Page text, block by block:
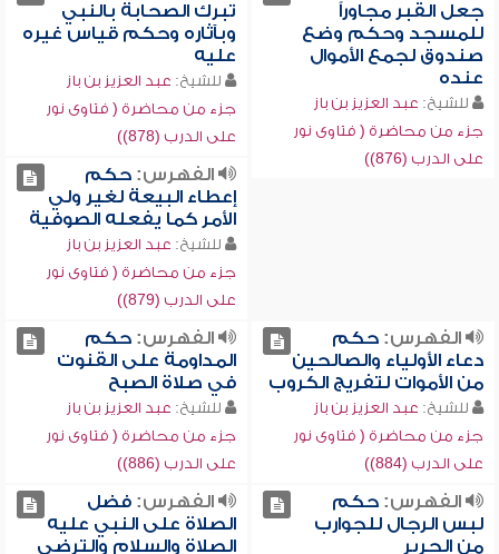
جعل القبر مجاوراً
للمسجد وحكم وضع
صندوق لجمع الأموال
عنده
للشيخ: عبد العزيز بن باز
جزء من محاضرة ( فتاوى نور
على الدرب (876))
تبرك الصحابة بالنبي
وبآثاره وحكم قياس غيره
عليه
للشيخ: عبد العزيز بن باز
جزء من محاضرة ( فتاوى نور
على الدرب (878))
الفهرس:حكم
إعطاء البيعة لغير ولي
الأمر كما يفعله الصوفية
للشيخ: عبد العزيز بن باز
جزء من محاضرة ( فتاوى نور
على الدرب (879))
الفهرس:حكم
دعاء الأولياء والصالحين
من الأموات لتفريج الكروب
للشيخ: عبد العزيز بن باز
جزء من محاضرة ( فتاوى نور
على الدرب (884))
الفهرس:حكم
المداومة على القنوت
في صلاة الصبح
للشيخ: عبد العزيز بن باز
جزء من محاضرة ( فتاوى نور
على الدرب (886))
الفهرس:حكم
لبس الرجال للجوارب
من الحرير
الفهرس:فضل
الصلاة على النبي عليه
الصلاة والسلام والترضي